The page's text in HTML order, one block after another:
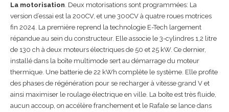
La motorisation . Deux motorisations sont programmées: La
version d’essai est la 200CV, et une 300CV à quatre roues motrices
fin 2024. La première reprend la technologie E-Tech largement
répandue au sein du constructeur. Elle associe le 3-cylindres 1,2 litre
de 130 ch à deux moteurs électriques de 50 et 25 kW. Ce dernier,
installé dans la boîte multimode sert au démarrage du moteur
thermique. Une batterie de 22 kWh complète le système. Elle profite
des phases de régénération pour se recharger à vitesse grand V et
ainsi maximiser le roulage électrique en ville. La boîte est très fluide,
aucun accoup, on accélère franchement et le Rafale se lance dans